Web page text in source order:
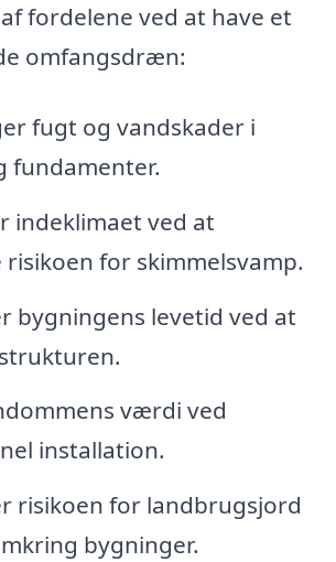
fordelene ved at have et
omfangsdræn:
fugt og vandskader i
fundamenter.
indeklimaet ved at
for skimmelsvamp.
bygningens levetid ved at
værdi ved
installation.
risikoen for landbrugsjord
bygninger.